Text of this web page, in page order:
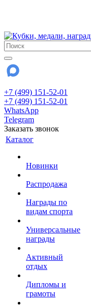
+7 (499) 151-52-01
+7 (499) 151-52-01
WhatsApp
Telegram
Заказать звонок
Каталог
Новинки
Распродажа
Награды по
видам спорта
Универсальные
награды
Активный
отдых
Дипломы и
грамоты